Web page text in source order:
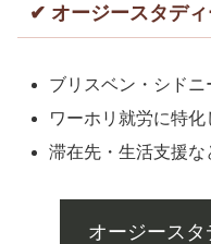
✔ オージースタデ
ブリスベン・シド
ワーホリ就労に特
滞在先・生活支援
オージース